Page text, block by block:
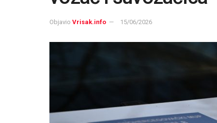
Objavio Vrisak.info 15/06/2026